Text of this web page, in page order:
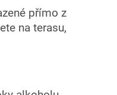
přímo z
na terasu,